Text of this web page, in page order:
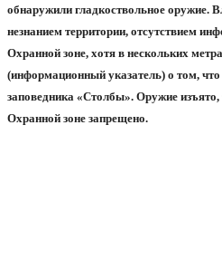
обнаружили гладкоствольное оружие.
незнанием территории, отсутствием
Охранной зоне, хотя в нескольких
(информационный указатель) о том,
заповедника «Столбы». Оружие
Охранной зоне запрещено.